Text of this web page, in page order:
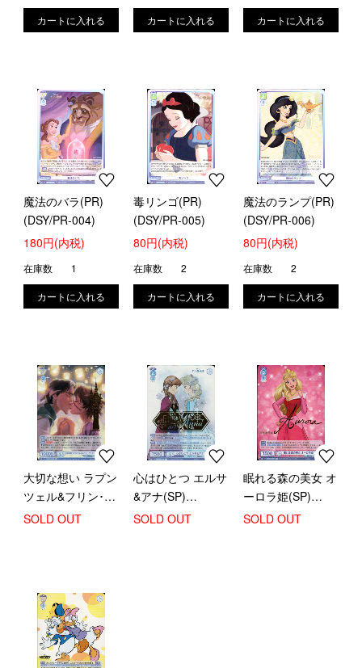
魔法のバラ(PR)
(DSY/PR-004)
180円(内税)
在庫数 1
毒リンゴ(PR)
(DSY/PR-005)
80円(内税)
在庫数 2
魔法のランプ(PR)
(DSY/PR-006)
80円(内税)
在庫数 2
大切な想い ラプン
ツェル&フリン･ラ
イダー(SP)
SOLD OUT
心はひとつ エルサ
&アナ(SP)
(DSY/01B-044SP)
SOLD OUT
眠れる森の美女 オ
ーロラ姫(SP)
(DSY/01B-047SP)
SOLD OUT